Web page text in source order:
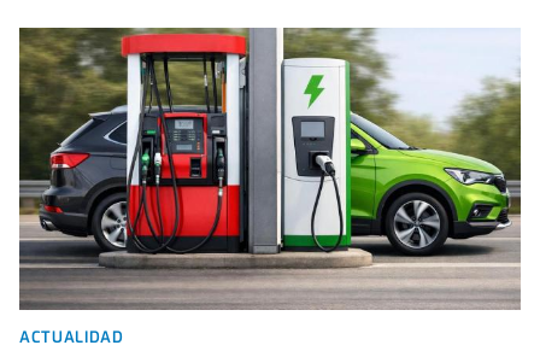
ACTUALIDAD